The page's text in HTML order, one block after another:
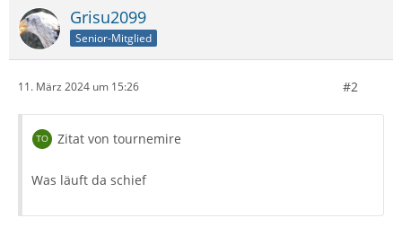
Grisu2099
Senior-Mitglied
11. März 2024 um 15:26 #2
Zitat von tournemire
Was läuft da schief